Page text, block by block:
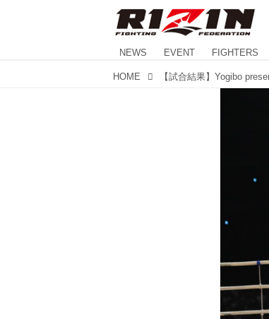
NEWS EVENT FIGHTERS
HOME